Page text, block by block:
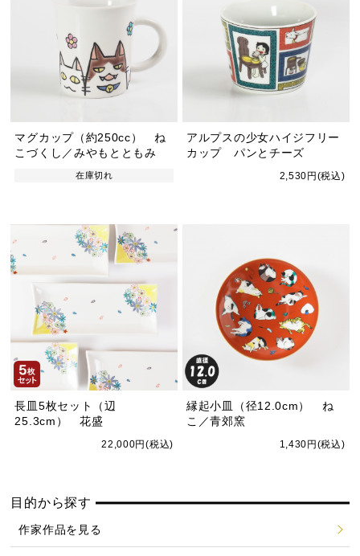
マグカップ（約250cc） ね
こづくし／みやもとともみ
在庫切れ
アルプスの少女ハイジフリー
カップ パンとチーズ
2,530円(税込)
長皿5枚セット（辺
25.3cm） 花盛
22,000円(税込)
縁起小皿（径12.0cm） ね
こ／青郊窯
1,430円(税込)
目的から探す
作家作品を見る